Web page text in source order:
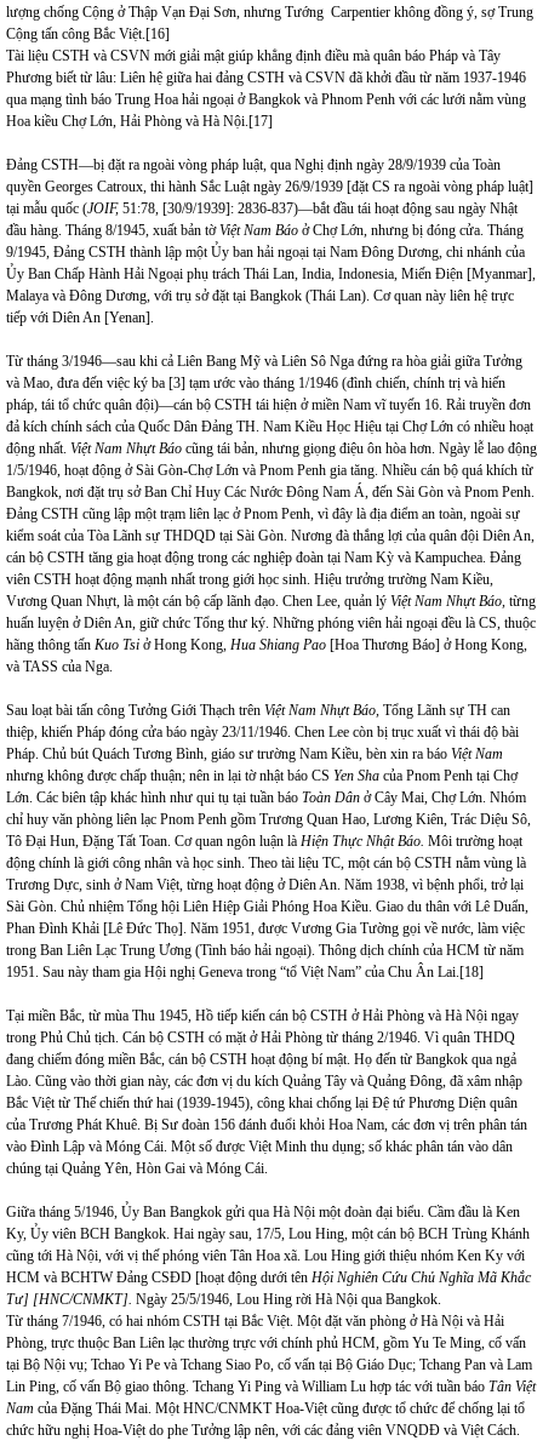
lượng chống Cộng ở Thập Vạn Đại Sơn, nhưng Tướng Carpentier không đồng ý, sợ Trung
Cộng tấn công Bắc Việt. [16]
Tài liệu CSTH và CSVN mới giải mật giúp khẳng định điều mà quân báo Pháp và Tây
Phương biết từ lâu: Liên hệ giữa hai đảng CSTH và CSVN đã khởi đầu từ năm 1937-1946
qua mạng tình báo Trung Hoa hải ngoại ở Bangkok và Phnom Penh với các lưới nằm vùng
Hoa kiều Chợ Lớn, Hải Phòng và Hà Nội. [17]
Đảng CSTH—bị đặt ra ngoài vòng pháp luật, qua Nghị định ngày 28/9/1939 của Toàn
quyền Georges Catroux, thi hành Sắc Luật ngày 26/9/1939 [đặt CS ra ngoài vòng pháp luật]
tại mẫu quốc (JOIF, 51:78, [30/9/1939]: 2836-837)—bắt đầu tái hoạt động sau ngày Nhật
đầu hàng. Tháng 8/1945, xuất bản tờViệt Nam Báo ở Chợ Lớn, nhưng bị đóng cửa. Tháng
9/1945, Đảng CSTH thành lập một Ủy ban hải ngoại tại Nam Đông Dương, chi nhánh của
Ủy Ban Chấp Hành Hải Ngoại phụ trách Thái Lan, India, Indonesia, Miến Điện [Myanmar],
Malaya và Đông Dương, với trụ sở đặt tại Bangkok (Thái Lan). Cơ quan này liên hệ trực
tiếp với Diên An [Yenan].
Từ tháng 3/1946—sau khi cả Liên Bang Mỹ và Liên Sô Nga đứng ra hòa giải giữa Tưởng
và Mao, đưa đến việc ký ba [3] tạm ước vào tháng 1/1946 (đình chiến, chính trị và hiến
pháp, tái tổ chức quân đội)—cán bộ CSTH tái hiện ở miền Nam vĩ tuyến 16. Rải truyền đơn
đả kích chính sách của Quốc Dân Đảng TH. Nam Kiều Học Hiệu tại Chợ Lớn có nhiều hoạt
động nhất. Việt Nam Nhựt Báo cũng tái bản, nhưng giọng điệu ôn hòa hơn. Ngày lễ lao động
1/5/1946, hoạt động ở Sài Gòn-Chợ Lớn và Pnom Penh gia tăng. Nhiều cán bộ quá khích từ
Bangkok, nơi đặt trụ sở Ban Chỉ Huy Các Nước Đông Nam Á, đến Sài Gòn và Pnom Penh.
Đảng CSTH cũng lập một trạm liên lạc ở Pnom Penh, vì đây là địa điểm an toàn, ngoài sự
kiểm soát của Tòa Lãnh sự THDQD tại Sài Gòn. Nương đà thắng lợi của quân đội Diên An,
cán bộ CSTH tăng gia hoạt động trong các nghiệp đoàn tại Nam Kỳ và Kampuchea. Đảng
viên CSTH hoạt động mạnh nhất trong giới học sinh. Hiệu trưởng trường Nam Kiều,
Vương Quan Nhựt, là một cán bộ cấp lãnh đạo. Chen Lee, quản lý Việt Nam Nhựt Báo, từng
huấn luyện ở Diên An, giữ chức Tổng thư ký. Những phóng viên hải ngoại đều là CS, thuộc
hãng thông tấn Kuo Tsi ở Hong Kong, Hua Shiang Pao [Hoa Thương Báo] ở Hong Kong,
và TASS của Nga.
Sau loạt bài tấn công Tưởng Giới Thạch trên Việt Nam Nhựt Báo, Tổng Lãnh sự TH can
thiệp, khiến Pháp đóng cửa báo ngày 23/11/1946. Chen Lee còn bị trục xuất vì thái độ bài
Pháp. Chủ bút Quách Tương Bình, giáo sư trường Nam Kiều, bèn xin ra báo Việt Nam
nhưng không được chấp thuận; nên in lại tờ nhật báo CS Yen Sha của Pnom Penh tại Chợ
Lớn. Các biên tập khác hình như qui tụ tại tuần báo Toàn Dân ở Cây Mai, Chợ Lớn. Nhóm
chỉ huy văn phòng liên lạc Pnom Penh gồm Trương Quan Hao, Lương Kiên, Trác Diệu Sô,
Tô Đại Hun, Đặng Tất Toan. Cơ quan ngôn luận là Hiện Thực Nhật Báo. Môi trường hoạt
động chính là giới công nhân và học sinh. Theo tài liệu TC, một cán bộ CSTH nằm vùng là
Trương Dực, sinh ở Nam Việt, từng hoạt động ở Diên An. Năm 1938, vì bệnh phổi, trở lại
Sài Gòn. Chủ nhiệm Tổng hội Liên Hiệp Giải Phóng Hoa Kiều. Giao du thân với Lê Duẩn,
Phan Đình Khải [Lê Đức Thọ]. Năm 1951, được Vương Gia Tường gọi về nước, làm việc
trong Ban Liên Lạc Trung Ương (Tình báo hải ngoại). Thông dịch chính của HCM từ năm
1951. Sau này tham gia Hội nghị Geneva trong “tổ Việt Nam” của Chu Ân Lai. [18]
Tại miền Bắc, từ mùa Thu 1945, Hồ tiếp kiến cán bộ CSTH ở Hải Phòng và Hà Nội ngay
trong Phủ Chủ tịch. Cán bộ CSTH có mặt ở Hải Phòng từ tháng 2/1946. Vì quân THDQ
đang chiếm đóng miền Bắc, cán bộ CSTH hoạt động bí mật. Họ đến từ Bangkok qua ngả
Lào. Cũng vào thời gian này, các đơn vị du kích Quảng Tây và Quảng Đông, đã xâm nhập
Bắc Việt từ Thế chiến thứ hai (1939-1945), công khai chống lại Đệ tứ Phương Diện quân
của Trương Phát Khuê. Bị Sư đoàn 156 đánh đuổi khỏi Hoa Nam, các đơn vị trên phân tán
vào Đình Lập và Móng Cái. Một số được Việt Minh thu dụng; số khác phân tán vào dân
chúng tại Quảng Yên, Hòn Gai và Móng Cái.
Giữa tháng 5/1946, Ủy Ban Bangkok gửi qua Hà Nội một đoàn đại biểu. Cầm đầu là Ken
Ky, Ủy viên BCH Bangkok. Hai ngày sau, 17/5, Lou Hing, một cán bộ BCH Trùng Khánh
cũng tới Hà Nội, với vị thế phóng viên Tân Hoa xã. Lou Hing giới thiệu nhóm Ken Ky với
HCM và BCHTW Đảng CSĐD [hoạt động dưới tên Hội Nghiên Cứu Chủ Nghĩa Mã Khắc
Tư] [HNC/CNMKT]. Ngày 25/5/1946, Lou Hing rời Hà Nội qua Bangkok.
Từ tháng 7/1946, có hai nhóm CSTH tại Bắc Việt. Một đặt văn phòng ở Hà Nội và Hải
Phòng, trực thuộc Ban Liên lạc thường trực với chính phủ HCM, gồm Yu Te Ming, cố vấn
tại Bộ Nội vụ; Tchao Yi Pe và Tchang Siao Po, cố vấn tại Bộ Giáo Dục; Tchang Pan và Lam
Lin Ping, cố vấn Bộ giao thông. Tchang Yi Ping và William Lu hợp tác với tuần báo Tân Việt
Nam của Đặng Thái Mai. Một HNC/CNMKT Hoa-Việt cũng được tổ chức để chống lại tổ
chức hữu nghị Hoa-Việt do phe Tưởng lập nên, với các đảng viên VNQDĐ và Việt Cách.